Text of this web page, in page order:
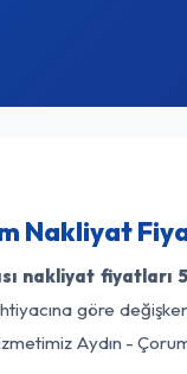
Nakliyat
nakliyat fiyatları
göre
Aydın -